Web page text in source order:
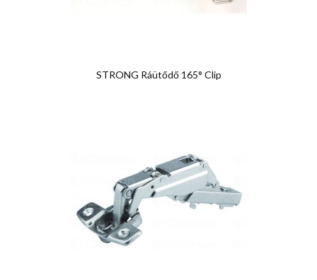
STRONG Ráütődő 165° Clip